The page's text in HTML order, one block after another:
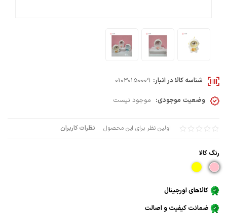
اولین نظر برای این محصول نظرات کاربران
رنگ كالا
کالاهای اورجینال
ضمانت کیفیت و اصالت
شناسه کالا در انبار: 01030150009
وضعیت موجودی: موجود نیست